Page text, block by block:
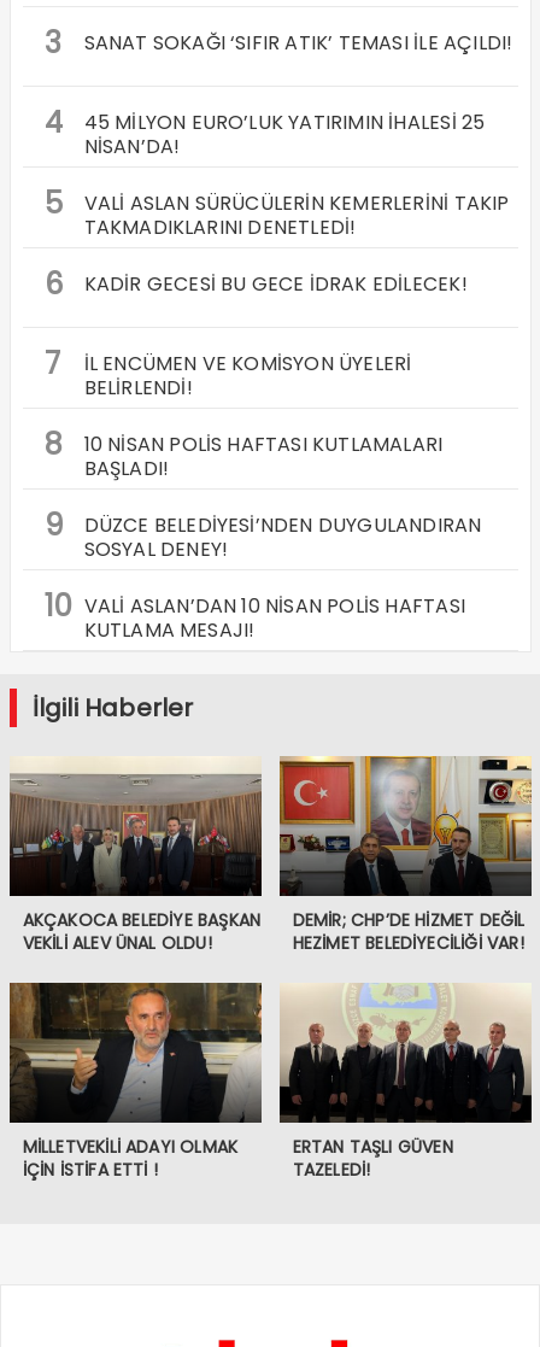
3 SANAT SOKAĞI ‘SIFIR ATIK’ TEMASI İLE AÇILDI!
4
45 MİLYON EURO’LUK YATIRIMIN İHALESİ 25
NİSAN’DA!
5
VALİ ASLAN SÜRÜCÜLERİN KEMERLERİNİ TAKIP
TAKMADIKLARINI DENETLEDİ!
6 KADİR GECESİ BU GECE İDRAK EDİLECEK!
7
İL ENCÜMEN VE KOMİSYON ÜYELERİ
BELİRLENDİ!
8
10 NİSAN POLİS HAFTASI KUTLAMALARI
BAŞLADI!
9
DÜZCE BELEDİYESİ’NDEN DUYGULANDIRAN
SOSYAL DENEY!
10 VALİ ASLAN’DAN 10 NİSAN POLİS HAFTASI
KUTLAMA MESAJI!
İlgili Haberler
AKÇAKOCA BELEDİYE BAŞKAN
VEKİLİ ALEV ÜNAL OLDU!
DEMİR; CHP’DE HİZMET DEĞİL
HEZİMET BELEDİYECİLİĞİ VAR!
MİLLETVEKİLİ ADAYI OLMAK
İÇİN İSTİFA ETTİ !
ERTAN TAŞLI GÜVEN
TAZELEDİ!